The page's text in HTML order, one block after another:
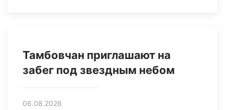
Тамбовчан приглашают на
забег под звездным небом
06.08.2026